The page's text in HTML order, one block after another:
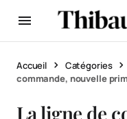
Accueil Catégories
commande, nouvelle
La ligne de